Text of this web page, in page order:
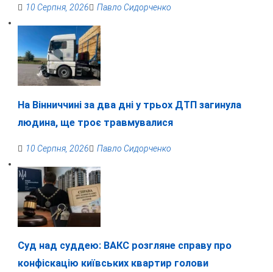
10 Серпня, 2026 Павло Сидорченко
На Вінниччині за два дні у трьох ДТП загинула
людина, ще троє травмувалися
10 Серпня, 2026 Павло Сидорченко
Суд над суддею: ВАКС розгляне справу про
конфіскацію київських квартир голови